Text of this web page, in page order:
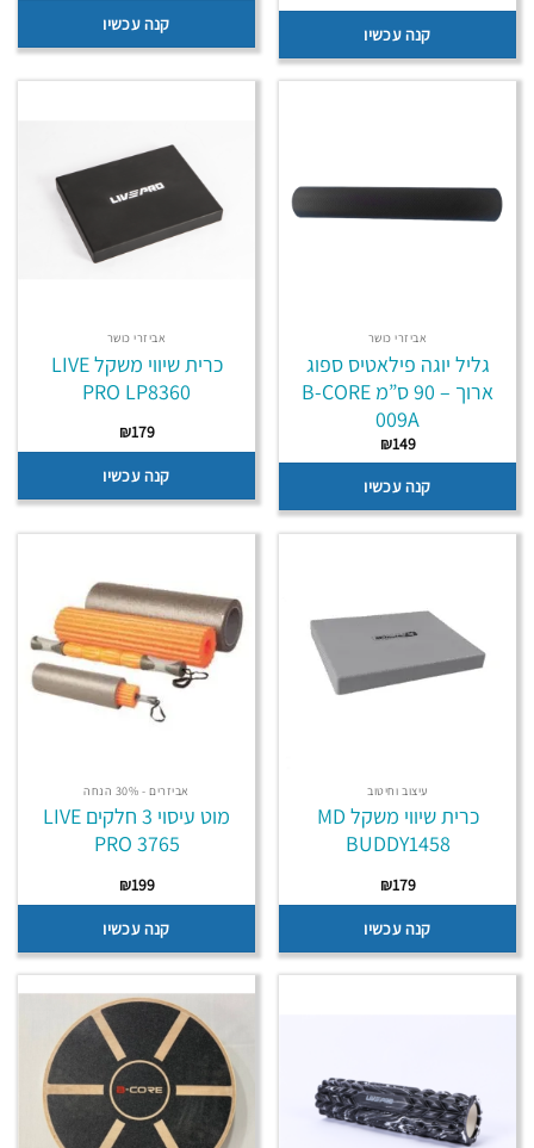
קנה עכשיו
קנה עכשיו
אביזרי כושר
גליל יוגה פילאטיס ספוג
ארוך – 90 ס”מ B-CORE
009A
₪149
קנה עכשיו
אביזרי כושר
כרית שיווי משקל LIVE
PRO LP8360
₪179
קנה עכשיו
עיצוב וחיטוב
כרית שיווי משקל MD
BUDDY1458
₪179
קנה עכשיו
אביזרים - 30% הנחה
מוט עיסוי 3 חלקים LIVE
PRO 3765
₪199
קנה עכשיו